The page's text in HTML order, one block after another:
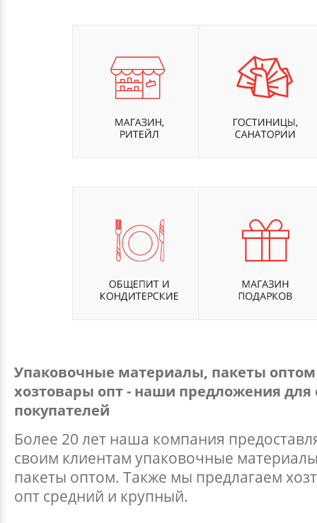
Упаковочные материалы, пакеты
хозтовары опт - наши предложения для
покупателей
Более 20 лет наша компания
своим клиентам упаковочные
пакеты оптом. Также мы предлагаем
опт средний и крупный.